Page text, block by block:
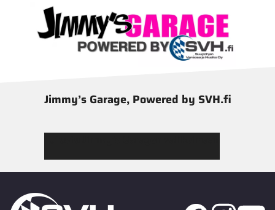
Jimmy’s Garage, Powered by SVH.fi